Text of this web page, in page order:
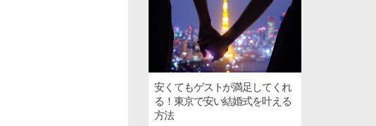
安くてもゲストが満足してくれ
る！東京で安い結婚式を叶える
方法